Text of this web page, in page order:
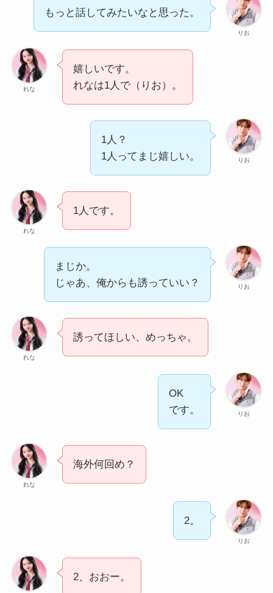
りお
もっと話してみたいなと思った。
れな
嬉しいです。
れなは1人で（りお）。
りお
1人？
1人ってまじ嬉しい。
れな
1人です。
りお
まじか。
じゃあ、俺からも誘っていい？
れな
誘ってほしい、めっちゃ。
りお
OK
です。
れな
海外何回め？
りお
2。
2、おおー。